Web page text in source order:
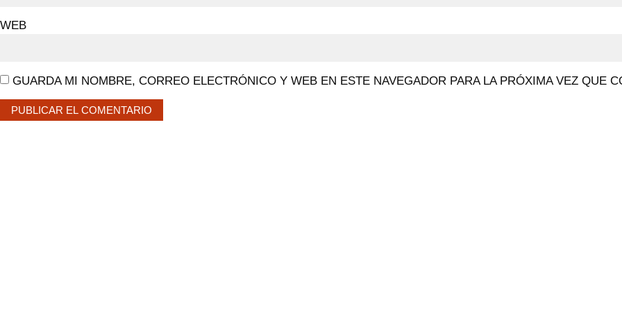
WEB
GUARDA MI NOMBRE, CORREO ELECTRÓNICO Y WEB EN ESTE NAVEGADOR PARA LA PRÓXIMA VEZ QUE